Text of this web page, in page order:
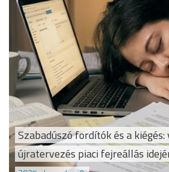
Szabadúszó fordítók és a kiégés:
újratervezés piaci fejreállás